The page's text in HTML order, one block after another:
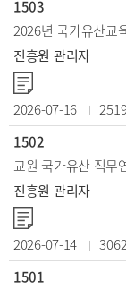
1503
진흥원 관리자
2026-07-16
1502
교원 국가유산 직무
진흥원 관리자
2026-07-14
1501